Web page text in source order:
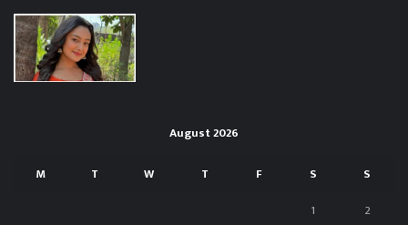
August 2026
M T W T F S
S
1
2